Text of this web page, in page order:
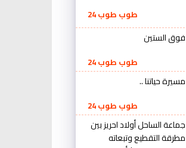
طوب طوب 24
فوق الستين
طوب طوب 24
مسيرة حياتنا ..
طوب طوب 24
جماعة الساحل أولاد احريز بين
مطرقة التقطيع وتبعاته